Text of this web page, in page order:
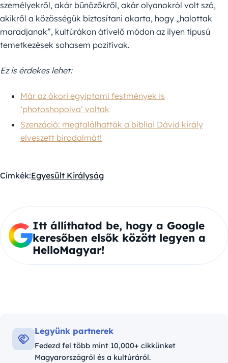
személyekről, akár bűnözőkről, akár olyanokról volt szó,
akikről a közösségük biztosítani akarta, hogy „halottak
maradjanak”, kultúrákon átívelő módon az ilyen típusú
temetkezések sohasem pozitívak.
Ez is érdekes lehet:
Már az ókori egyiptomi festmények is
‘photoshopolva’ voltak
Szenzáció: megtalálhatták a bibliai Dávid király
elveszett birodalmát!
Címkék:Egyesült Királyság
Itt állíthatod be, hogy a Google
keresőben elsők között legyen a
HelloMagyar!
Legyünk partnerek
Fedezd fel több mint 10,000+ cikkünket
Magyarországról és a kultúráról.